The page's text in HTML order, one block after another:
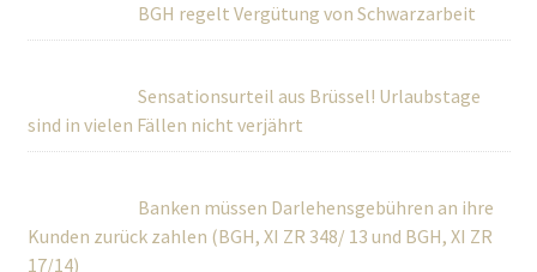
BGH regelt Vergütung von Schwarzarbeit
Sensationsurteil aus Brüssel! Urlaubstage
sind in vielen Fällen nicht verjährt
Banken müssen Darlehensgebühren an ihre
Kunden zurück zahlen (BGH, XI ZR 348/ 13 und BGH, XI ZR
17/14)